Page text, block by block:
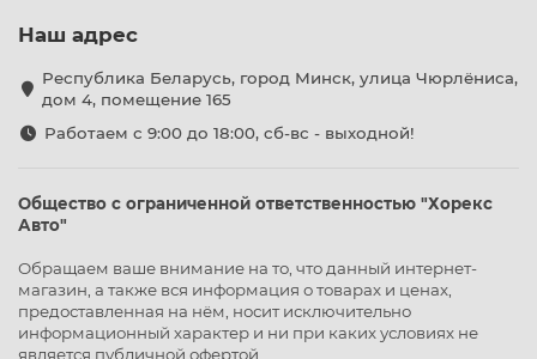
Наш адрес
Республика Беларусь, город Минск, улица Чюрлёниса,
дом 4, помещение 165
Работаем с 9:00 до 18:00, сб-вс - выходной!
Общество с ограниченной ответственностью "Хорекс
Авто"
Обращаем ваше внимание на то, что данный интернет-
магазин, а также вся информация о товарах и ценах,
предоставленная на нём, носит исключительно
информационный характер и ни при каких условиях не
является публичной офертой.